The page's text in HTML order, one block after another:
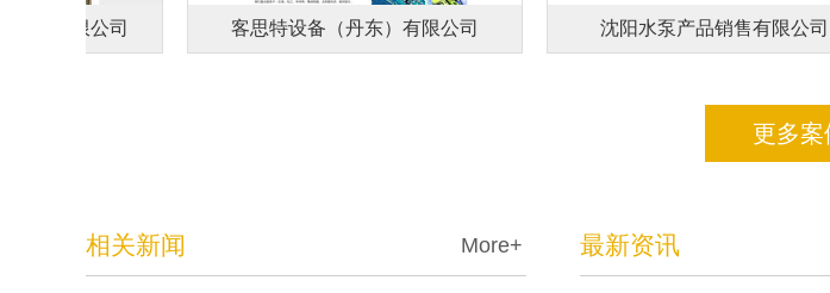
程有限公司 客思特设备（丹东）有限公司 沈阳水泵产品销售有限公司
更多案
相关新闻 More+ 最新资讯